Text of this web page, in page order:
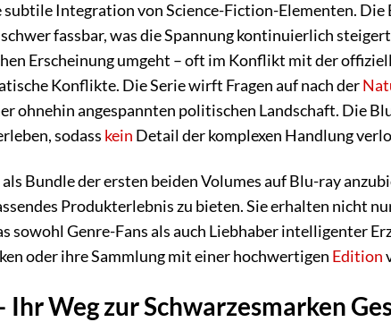
Integration von Science-Fiction-Elementen. Die
fassbar, was die Spannung kontinuierlich
Erscheinung umgeht – oft im Konflikt mit der
Konflikte. Die Serie wirft Fragen auf nach der
ohnehin angespannten politischen Landschaft. Die
sodass kein Detail der komplexen Handlung
Bundle der ersten beiden Volumes auf Blu-ray
Produkterlebnis zu bieten. Sie erhalten nicht
sowohl Genre-Fans als auch Liebhaber intelligenter
oder ihre Sammlung mit einer hochwertigen Edition
Weg zur Schwarzesmarken